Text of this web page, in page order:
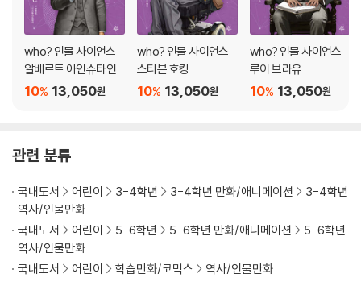
who? 인물 사이언스
알베르트 아인슈타인
13,050원
10%
who? 인물 사이언스
스티븐 호킹
13,050원
10%
who? 인물 사이언스
루이 브라유
13,050원
10%
관련 분류
국내도서 어린이 3-4학년 3-4학년 만화/애니메이션
3-4학년
역사/인물만화
국내도서
어린이 5-6학년 5-6학년 만화/애니메이션
5-6학년
역사/인물만화
국내도서
어린이 학습만화/코믹스 역사/인물만화